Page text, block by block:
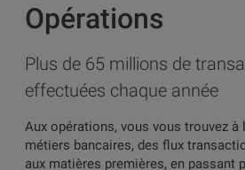
Opérations
Plus de 65 millions de
effectuées chaque année
Aux opérations, vous vous trouvez
métiers bancaires, des flux
aux matières premières, en passant